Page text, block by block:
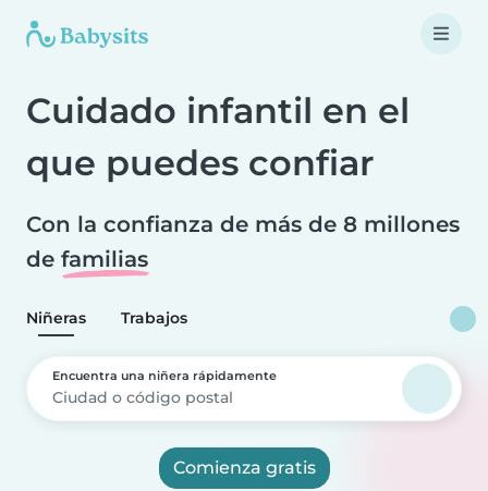
Cuidado infantil en el
que puedes confiar
Con la confianza de más de 8 millones
de familias
Niñeras Trabajos
Encuentra una niñera rápidamente
Comienza gratis